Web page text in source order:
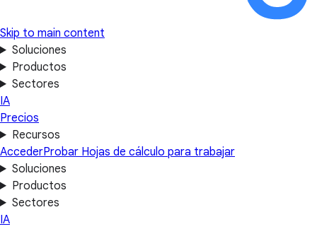
Skip to main content
Soluciones
Productos
Sectores
IA
Precios
Recursos
AccederProbar Hojas de cálculo para trabajar
Soluciones
Productos
Sectores
IA